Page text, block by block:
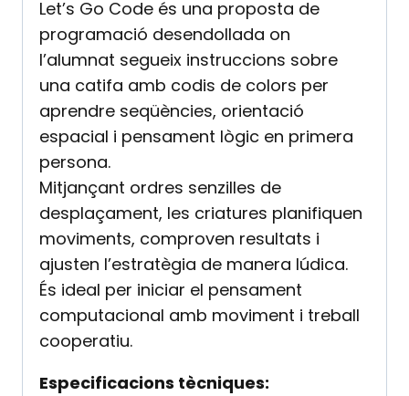
Let’s Go Code és una proposta de
programació desendollada on
l’alumnat segueix instruccions sobre
una catifa amb codis de colors per
aprendre seqüències, orientació
espacial i pensament lògic en primera
persona.
Mitjançant ordres senzilles de
desplaçament, les criatures planifiquen
moviments, comproven resultats i
ajusten l’estratègia de manera lúdica.
És ideal per iniciar el pensament
computacional amb moviment i treball
cooperatiu.
Especificacions tècniques: